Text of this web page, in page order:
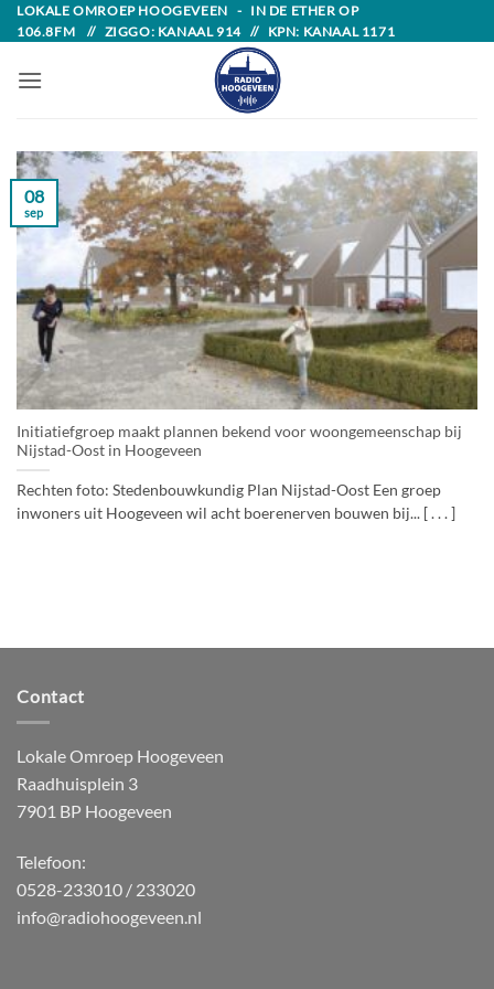
Skip
to
content
LOKALE OMROEP HOOGEVEEN - IN DE ETHER OP
106.8FM // ZIGGO: KANAAL 914 // KPN: KANAAL 1171
Initiatiefgroep maakt plannen bekend voor woongemeenschap bij
Nijstad-Oost in Hoogeveen
Rechten foto: Stedenbouwkundig Plan Nijstad-Oost Een groep
inwoners uit Hoogeveen wil acht boerenerven bouwen bij... [ . . . ]
08
sep
Contact
Lokale Omroep Hoogeveen
Raadhuisplein 3
7901 BP Hoogeveen
Telefoon:
0528-233010 / 233020
info@radiohoogeveen.nl